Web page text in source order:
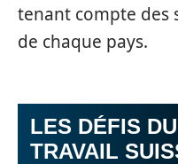
tenant compte des
de chaque pays.
LES DÉFIS
TRAVAIL